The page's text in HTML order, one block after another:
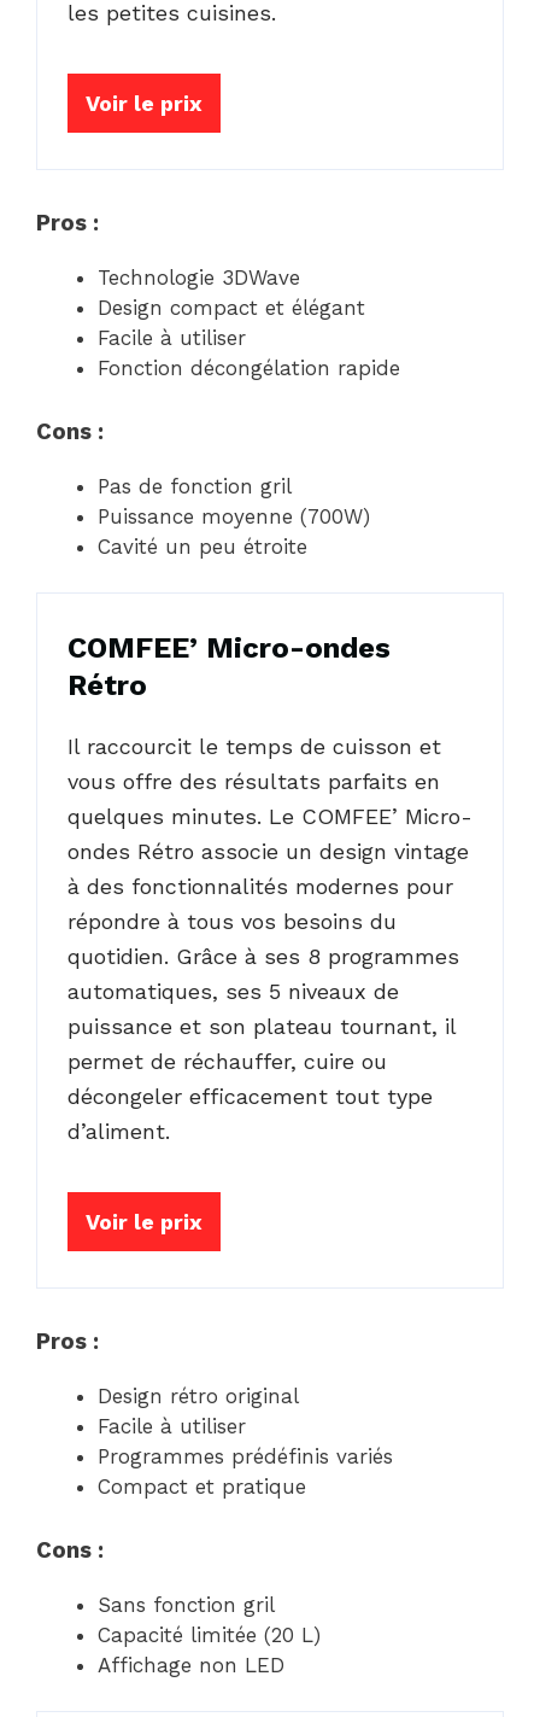
les petites cuisines.
Voir le prix
Pros :
Technologie 3DWave
Design compact et élégant
Facile à utiliser
Fonction décongélation rapide
Cons :
Pas de fonction gril
Puissance moyenne (700W)
Cavité un peu étroite
COMFEE’ Micro-ondes
Rétro
Il raccourcit le temps de cuisson et
vous offre des résultats parfaits en
quelques minutes. Le COMFEE’ Micro-
ondes Rétro associe un design vintage
à des fonctionnalités modernes pour
répondre à tous vos besoins du
quotidien. Grâce à ses 8 programmes
automatiques, ses 5 niveaux de
puissance et son plateau tournant, il
permet de réchauffer, cuire ou
décongeler efficacement tout type
d’aliment.
Voir le prix
Pros :
Design rétro original
Facile à utiliser
Programmes prédéfinis variés
Compact et pratique
Cons :
Sans fonction gril
Capacité limitée (20 L)
Affichage non LED